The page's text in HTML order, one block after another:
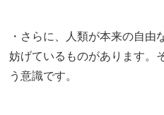
・さらに、人類が本来の自由
妨げているものがあります。
う意識です。